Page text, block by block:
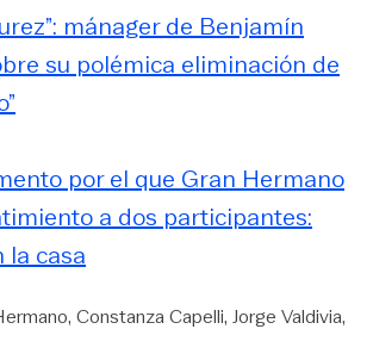
mánager de Benjamín
su polémica eliminación de
por el que Gran Hermano
a dos participantes:
la casa
Constanza Capelli Jorge Valdivia